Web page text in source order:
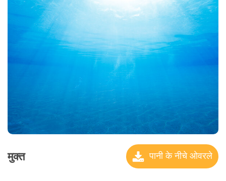
मुक्त पानी के नीचे ओवरले